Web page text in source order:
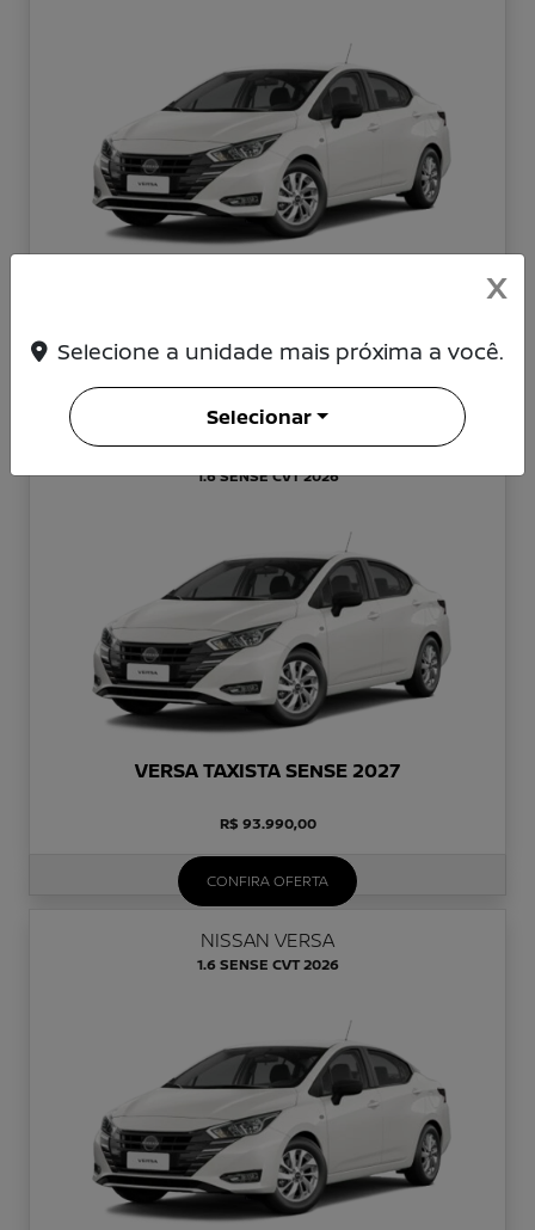
CONFIRA OFERTA
NISSAN VERSA
1.6 SENSE CVT 2026
VERSA TAXISTA SENSE 2027
R$ 93.990,00
CONFIRA OFERTA
NISSAN VERSA
1.6 SENSE CVT 2026
X
Selecione a unidade mais próxima a você.
Selecionar